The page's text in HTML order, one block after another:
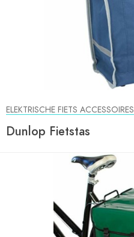
ELEKTRISCHE FIETS ACCESSOIRES
Dunlop Fietstas